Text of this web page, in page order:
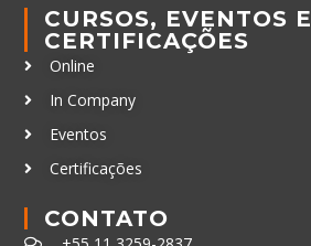
CURSOS, EVENTOS E
CERTIFICAÇÕES
Online
In Company
Eventos
Certificações
CONTATO